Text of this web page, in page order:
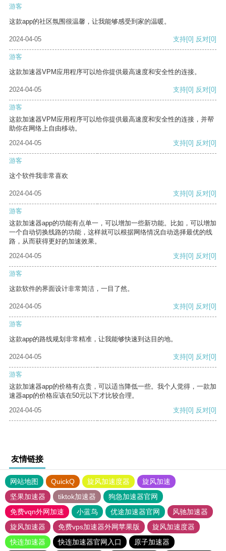
游客
这款app的社区氛围很温馨，让我能够感受到家的温暖。
2024-04-05 支持[0] 反对[0]
游客
这款加速器VPM应用程序可以给你提供最高速度和安全性的连接。
2024-04-05 支持[0] 反对[0]
游客
这款加速器VPM应用程序可以给你提供最高速度和安全性的连接，并帮
助你在网络上自由移动。
2024-04-05
支持[0] 反对[0]
游客
这个软件我非常喜欢
2024-04-05 支持[0] 反对[0]
游客
这款加速器app的功能有点单一，可以增加一些新功能。比如，可以增加
一个自动切换线路的功能，这样就可以根据网络情况自动选择最优的线
路，从而获得更好的加速效果。
2024-04-05
支持[0] 反对[0]
游客
这款软件的界面设计非常简洁，一目了然。
2024-04-05 支持[0] 反对[0]
游客
这款app的路线规划非常精准，让我能够快速到达目的地。
2024-04-05 支持[0] 反对[0]
游客
这款加速器app的价格有点贵，可以适当降低一些。我个人觉得，一款加
速器app的价格应该在50元以下才比较合理。
2024-04-05
支持[0] 反对[0]
友情链接
网站地图 QuickQ 旋风加速度器
旋风加速
坚果加速器
tiktok加速器
狗急加速器官网
免费vqn外网加速
小蓝鸟 优途加速器官网
风驰加速器
旋风加速器
免费vps加速器外网苹果版
旋风加速度器
快连加速器
快连加速器官网入口 原子加速器